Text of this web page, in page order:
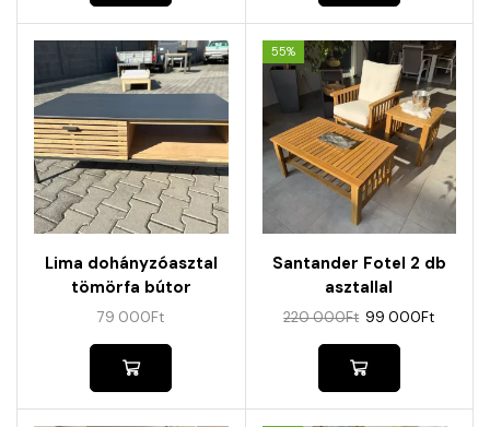
Lima dohányzóasztal
tömörfa bútor
79 000Ft
55%
Santander Fotel 2 db
asztallal
220 000Ft 99 000Ft